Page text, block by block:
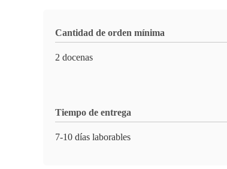
Cantidad de orden mínima
2 docenas
Tiempo de entrega
7-10 días laborables